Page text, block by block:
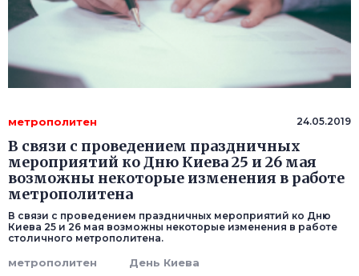
метрополитен 24.05.2019
В связи с проведением праздничных
мероприятий ко Дню Киева 25 и 26 мая
возможны некоторые изменения в работе
метрополитена
В связи с проведением праздничных мероприятий ко Дню
Киева 25 и 26 мая возможны некоторые изменения в работе
столичного метрополитена.
метрополитен День Киева